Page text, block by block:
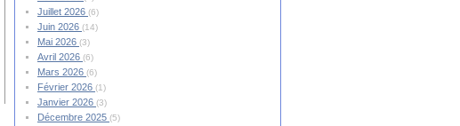
Juillet 2026 (6)
Juin 2026 (14)
Mai 2026 (3)
Avril 2026 (6)
Mars 2026 (6)
Février 2026 (1)
Janvier 2026 (3)
Décembre 2025 (5)